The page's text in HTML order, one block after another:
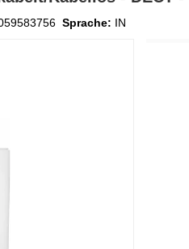
Sprache: IN